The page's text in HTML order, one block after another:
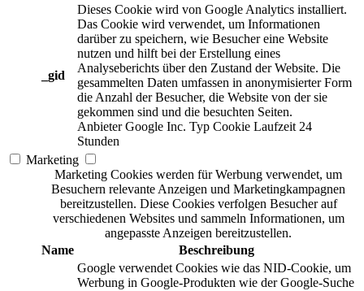
_gid
Dieses Cookie wird von Google Analytics installiert.
Das Cookie wird verwendet, um Informationen
darüber zu speichern, wie Besucher eine Website
nutzen und hilft bei der Erstellung eines
Analyseberichts über den Zustand der Website. Die
gesammelten Daten umfassen in anonymisierter Form
die Anzahl der Besucher, die Website von der sie
gekommen sind und die besuchten Seiten.
Anbieter Google Inc. Typ Cookie Laufzeit 24
Stunden
Marketing
Marketing Cookies werden für Werbung verwendet, um
Besuchern relevante Anzeigen und Marketingkampagnen
bereitzustellen. Diese Cookies verfolgen Besucher auf
verschiedenen Websites und sammeln Informationen, um
angepasste Anzeigen bereitzustellen.
Name
Beschreibung
Google verwendet Cookies wie das NID-Cookie, um
Werbung in Google-Produkten wie der Google-Suche